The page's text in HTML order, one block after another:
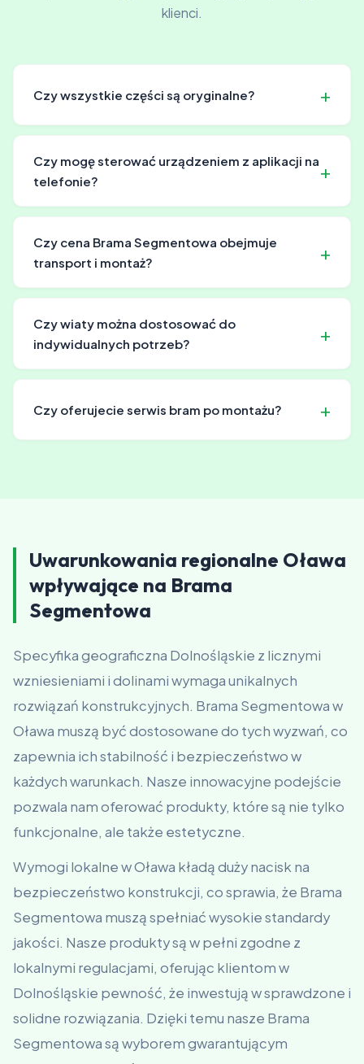
klienci.
Czy wszystkie części są oryginalne?
Używamy części oryginalnych i odpowiadające
lub części z szarej strefy.
Czy mogę sterować urządzeniem z aplikacji na
telefonie?
Tak, oferujemy produkty z systemami automatyki i
inteligentnych jest wyceniana indywidualnie, ale daje
maksymalną wygodę.
Czy cena Brama Segmentowa obejmuje
transport i montaż?
Tak, nasza cena jest kompleksowa i zawiera: produkcję,
przez naszą ekipę. Nie doliczamy ukrytych opłat.
Czy wiaty można dostosować do
indywidualnych potrzeb?
Nasze wiaty są projektowane z myślą o elastyczności,
specyficznych wymagań klienta.
Czy oferujecie serwis bram po montażu?
Uwarunkowania regionalne Oława
wpływające na Brama
Segmentowa
Specyfika geograficzna Dolnośląskie z licznymi
wzniesieniami i dolinami wymaga unikalnych
rozwiązań konstrukcyjnych. Brama Segmentowa w
Oława muszą być dostosowane do tych wyzwań, co
zapewnia ich stabilność i bezpieczeństwo w
każdych warunkach. Nasze innowacyjne podejście
pozwala nam oferować produkty, które są nie tylko
funkcjonalne, ale także estetyczne.
Wymogi lokalne w Oława kładą duży nacisk na
bezpieczeństwo konstrukcji, co sprawia, że Brama
Segmentowa muszą spełniać wysokie standardy
jakości. Nasze produkty są w pełni zgodne z
lokalnymi regulacjami, oferując klientom w
Dolnośląskie pewność, że inwestują w sprawdzone i
solidne rozwiązania. Dzięki temu nasze Brama
Segmentowa są wyborem gwarantującym